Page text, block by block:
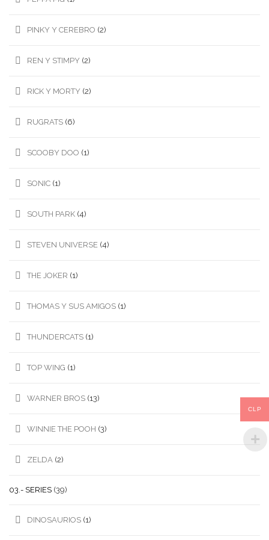
PINKY Y CEREBRO (2)
REN Y STIMPY (2)
RICK Y MORTY (2)
RUGRATS (6)
SCOOBY DOO (1)
SONIC (1)
SOUTH PARK (4)
STEVEN UNIVERSE (4)
THE JOKER (1)
THOMAS Y SUS AMIGOS (1)
THUNDERCATS (1)
TOP WING (1)
WARNER BROS (13)
WINNIE THE POOH (3)
ZELDA (2)
03.- SERIES (39)
DINOSAURIOS (1)
CLP